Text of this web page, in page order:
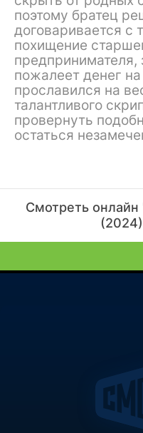
поэтому братец
договаривается с
похищение
предпринимателя,
пожалеет денег
прославился на
талантливого
провернуть
остаться
Смотреть